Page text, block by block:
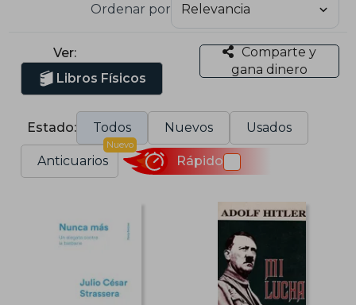
Ordenar por
Ver:
Libros Físicos
Comparte y
gana dinero
Estado: Todos Nuevos Usados
Anticuarios
Nuevo
Rápido